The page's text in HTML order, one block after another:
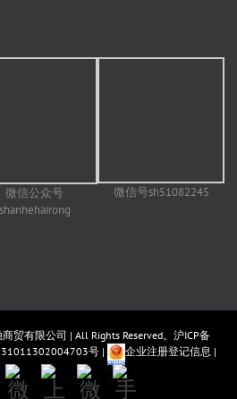
微信公众号
shanhehairong
微信号sh51082245
商贸有限公司 | All Rights Reserved。 沪ICP备
号| 企业注册登记信息 |
微
上
微
手